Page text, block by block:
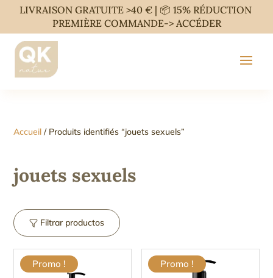
LIVRAISON GRATUITE >40 € | 📦 15% RÉDUCTION
PREMIÈRE COMMANDE-> ACCÉDER
Accueil / Produits identifiés “jouets sexuels”
jouets sexuels
Filtrar productos
Promo ! Promo !